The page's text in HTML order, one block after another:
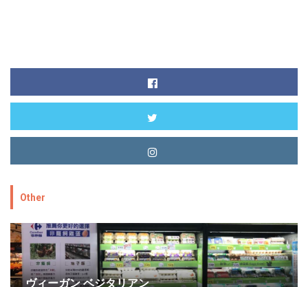
Other
ヴィーガン ベジタリアン